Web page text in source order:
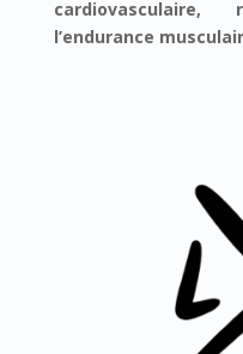
l’endurance